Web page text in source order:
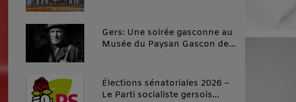
Gers: Une soirée gasconne au
Musée du Paysan Gascon de
Élections sénatoriales 2026 –
Le Parti socialiste gersois